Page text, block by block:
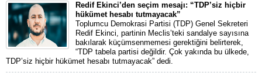
Redif Ekinci’den seçim mesajı: “TDP’siz hiçbir
hükümet hesabı tutmayacak”
Toplumcu Demokrasi Partisi (TDP) Genel Sekreteri
Redif Ekinci, partinin Meclis’teki sandalye sayısına
bakılarak küçümsenmemesi gerektiğini belirterek,
“TDP tabela partisi değildir. Çok yakında bu ülkede,
TDP’siz hiçbir hükümet hesabı tutmayacak” dedi.